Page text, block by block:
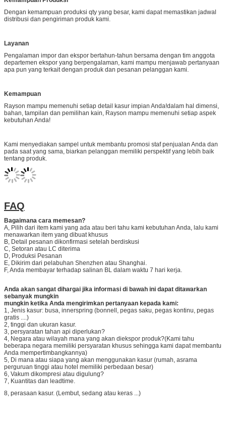
Dengan kemampuan produksi qty yang besar, kami dapat memastikan jadwal
Pengalaman impor dan ekspor bertahun-tahun bersama dengan tim anggota
departemen ekspor yang berpengalaman, kami mampu menjawab pertanyaan
Rayson mampu memenuhi setiap detail kasur impian Anda!dalam hal dimensi,
bahan, tampilan dan pemilihan kain, Rayson mampu memenuhi setiap aspek
Kami menyediakan sampel untuk membantu promosi staf penjualan Anda dan
pada saat yang sama, biarkan pelanggan memiliki perspektif yang lebih baik
tentang produk.
FAQ
Bagaimana cara memesan?
A, Pilih dari item kami yang ada atau beri tahu kami kebutuhan Anda, lalu kami
menawarkan item yang dibuat khusus
B, Detail pesanan dikonfirmasi setelah berdiskusi
C, Setoran atau LC diterima
D, Produksi Pesanan
E, Dikirim dari pelabuhan Shenzhen atau Shanghai.
Anda akan sangat dihargai jika informasi di bawah ini dapat ditawarkan
sebanyak mungkin
mungkin ketika Anda mengirimkan pertanyaan kepada kami:
1, Jenis kasur: busa, innerspring (bonnell, pegas saku, pegas kontinu, pegas
gratis ....)
2, tinggi dan ukuran kasur.
3, persyaratan tahan api diperlukan?
4, Negara atau wilayah mana yang akan diekspor produk?(Kami tahu
beberapa negara memiliki persyaratan khusus sehingga kami dapat membantu
Anda mempertimbangkannya)
5, Di mana atau siapa yang akan menggunakan kasur (rumah, asrama
perguruan tinggi atau hotel memiliki perbedaan besar)
6, Vakum dikompresi atau digulung?